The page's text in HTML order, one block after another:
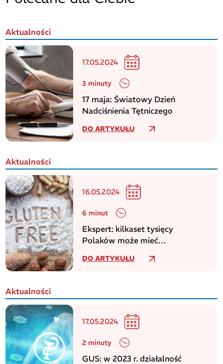
Aktualności
17.05.2024
3 minuty
17 maja: Światowy Dzień
Nadciśnienia Tętniczego
DO ARTYKUŁU
Aktualności
16.05.2024
6 minut
Ekspert: kilkaset tysięcy
Polaków może mieć
DO ARTYKUŁU
Aktualności
17.05.2024
2 minuty
GUS: w 2023 r. działalność